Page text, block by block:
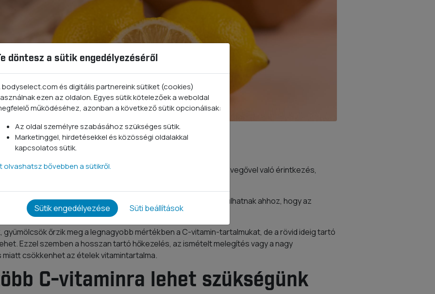
tudni…
aC-vitamin egy érzékeny vegyület
. A hosszabb tárolás, a levegővel való érintkezés,
egyes élelmiszerek C-vitamin-tartalmát.
illetve a kíméletes konyhatechnológiai eljárások hozzájárulhatnak ahhoz, hogy az
a szervezetünkbe a vitaminból.
őrzik meg a legnagyobb mértékben a C-vitamin-tartalmukat, de a rövid ideig tartó
Ezzel szemben a hosszan tartó hőkezelés, az ismételt melegítés vagy a nagy
csökkenhet az ételek vitamintartalma.
C-vitaminra lehet szükségünk
döntesz a sütik engedélyezéséről
bodyselect.com és digitális partnereink sütiket (cookies)
ezen az oldalon. Egyes sütik kötelezőek a weboldal
működéséhez, azonban a következő sütik opcionálisak:
Az oldal személyre szabásához szükséges sütik.
Marketinggel, hirdetésekkel és közösségi oldalakkal
kapcsolatos sütik.
olvashatsz bővebben a sütikről.
Sütik engedélyezése Süti beállítások